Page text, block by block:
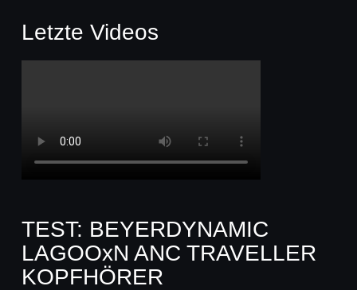
Letzte Videos
TEST: BEYERDYNAMIC
LAGOOxN ANC TRAVELLER
KOPFHÖRER